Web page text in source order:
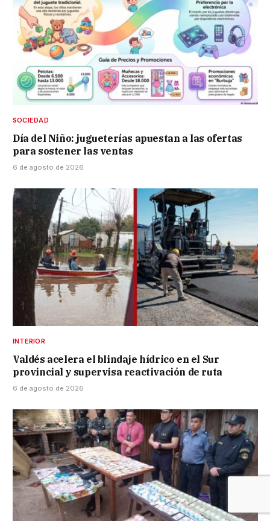
SOCIEDAD
Día del Niño: jugueterías apuestan a las ofertas
para sostener las ventas
6 de agosto de 2026
INTERIOR
Valdés acelera el blindaje hídrico en el Sur
provincial y supervisa reactivación de ruta
6 de agosto de 2026